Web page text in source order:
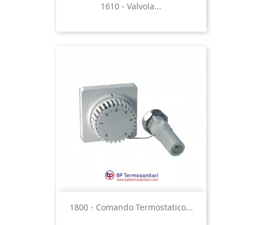
1610 - Valvola...
1800 - Comando Termostatico...